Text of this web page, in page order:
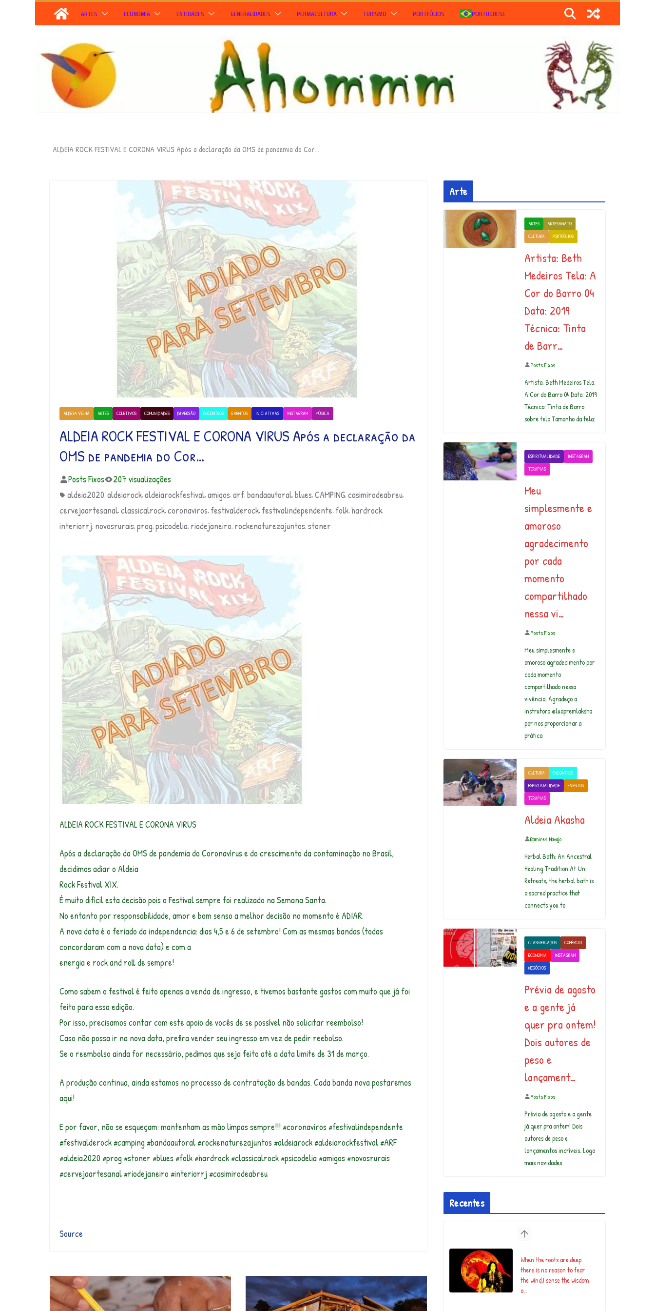
to
ARTES ECONOMIA ENTIDADES GENERALIDADES PERMACULTURA TURISMO PORTFÓLIOS PORTUGUESE
ALDEIA ROCK FESTIVAL E CORONA VIRUS Após a declaração da OMS de pandemia do Cor…
ALDEIA VELHA ARTES COLETIVOS COMUNIDADES DIVERSÃO ENCONTROS EVENTOS INICIATIVAS INSTAGRAM MÚSICA
ALDEIA ROCK FESTIVAL E CORONA VIRUS Após a declaração da
OMS de pandemia do Cor…
Posts Fixos
207 visualizações
aldeia2020, aldeiarock, aldeiarockfestival, amigos, arf, bandaautoral, blues, CAMPING, casimirodeabreu,
cervejaartesanal, classicalrock, coronaviros, festivalderock, festivalindependente, folk, hardrock,
interiorrj, novosrurais, prog, psicodelia, riodejaneiro, rockenaturezajuntos, stoner
ALDEIA ROCK FESTIVAL E CORONA VIRUS
Após a declaração da OMS de pandemia do Coronavírus e do crescimento da contaminação no Brasil,
decidimos adiar o Aldeia
Rock Festival XIX.
É muito difícil esta decisão pois o Festival sempre foi realizado na Semana Santa.
No entanto por responsabilidade, amor e bom senso a melhor decisão no momento é ADIAR.
A nova data é o feriado da independencia: dias 4,5 e 6 de setembro! Com as mesmas bandas (todas
concordaram com a nova data) e com a
energia e rock and roll de sempre!
Como sabem o festival é feito apenas a venda de ingresso, e tivemos bastante gastos com muito que já foi
feito para essa edição.
Por isso, precisamos contar com este apoio de vocês de se possível não solicitar reembolso!
Caso não possa ir na nova data, prefira vender seu ingresso em vez de pedir reebolso.
Se o reembolso ainda for necessário, pedimos que seja feito até a data limite de 31 de março.
A produção continua, ainda estamos no processo de contratação de bandas. Cada banda nova postaremos
aqui!
E por favor, não se esqueçam: mantenham as mão limpas sempre!!! #coronaviros #festivalindependente
#festivalderock #camping #bandaautoral #rockenaturezajuntos #aldeiarock #aldeiarockfestival #ARF
#aldeia2020 #prog #stoner #blues #folk #hardrock #classicalrock #psicodelia #amigos #novosrurais
#cervejaartesanal #riodejaneiro #interiorrj #casimirodeabreu
Source
Arte
ARTES
ARTESANATO
CULTURA
PORTFÓLIOS
Artista: Beth
Medeiros Tela: A
Cor do Barro 04
Data: 2019
Técnica: Tinta
de Barr…
Posts Fixos
Artista: Beth Medeiros Tela:
A Cor do Barro 04 Data: 2019
Técnica: Tinta de Barro
sobre tela Tamanho da tela:
ESPIRITUALIDADE
INSTAGRAM
TERAPIAS
Meu
simplesmente e
amoroso
agradecimento
por cada
momento
compartilhado
nessa vi…
Posts Fixos
Meu simplesmente e
amoroso agradecimento por
cada momento
compartilhado nessa
vivência. Agradeço a
instrutora @luapremlaksha
por nos proporcionar a
prática
CULTURA
ENCONTROS
ESPIRITUALIDADE
EVENTOS
TERAPIAS
Aldeia Akasha
Ramires Navajo
Herbal Bath: An Ancestral
Healing Tradition At Uni
Retreats, the herbal bath is
a sacred practice that
connects you to
CLASSIFICADOS
COMÉRCIO
ECONOMIA
INSTAGRAM
NEGÓCIOS
Prévia de agosto
e a gente já
quer pra ontem!
Dois autores de
peso e
lançament…
Posts Fixos
Prévia de agosto e a gente
já quer pra ontem! Dois
autores de peso e
lançamentos incríveis. Logo
mais novidades
Recentes
When the roots are deep
there is no reason to fear
the wind.I sense the wisdom
o…